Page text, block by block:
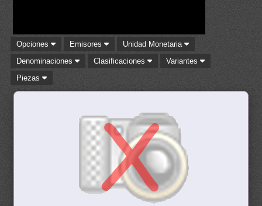
Opciones Emisores
Unidad Monetaria
Denominaciones
Clasificaciones
Variantes
Piezas